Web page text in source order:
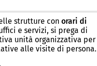
strutture con orari di
e servizi, si prega di
unità organizzativa per
alle visite di persona.